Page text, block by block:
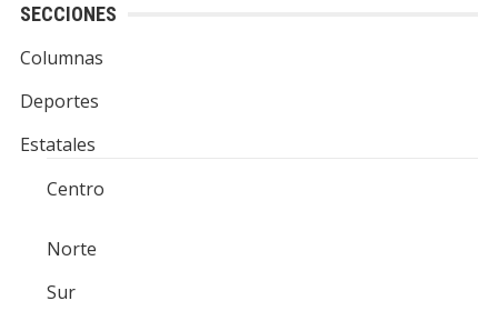
SECCIONES
Columnas
Deportes
Estatales
Centro
Norte
Sur